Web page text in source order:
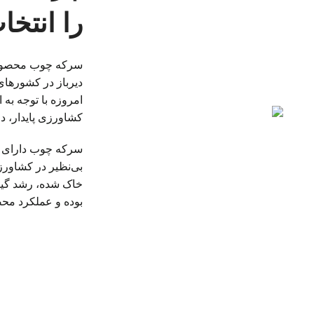
را
سرکه چوب
دیرباز در
امروزه با توجه
کشاورزی
سرکه چوب دارای
بی‌نظیر در
خاک شده، رشد
بوده و عملکرد